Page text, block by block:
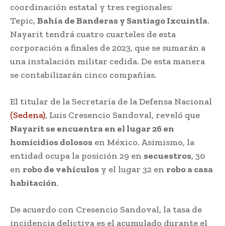
coordinación estatal y tres regionales:
Tepic, Bahía de Banderas y Santiago Ixcuintla.
Nayarit tendrá cuatro cuarteles de esta
corporación a finales de 2023, que se sumarán a
una instalación militar cedida. De esta manera
se contabilizarán cinco compañías.
El titular de la Secretaría de la Defensa Nacional
(Sedena), Luis Cresencio Sandoval, reveló que
Nayarit se encuentra en el lugar 26 en
homicidios dolosos en México. Asimismo, la
entidad ocupa la posición 29 en secuestros, 30
en robo de vehículos y el lugar 32 en robo a casa
habitación.
De acuerdo con Cresencio Sandoval, la tasa de
incidencia delictiva es el acumulado durante el